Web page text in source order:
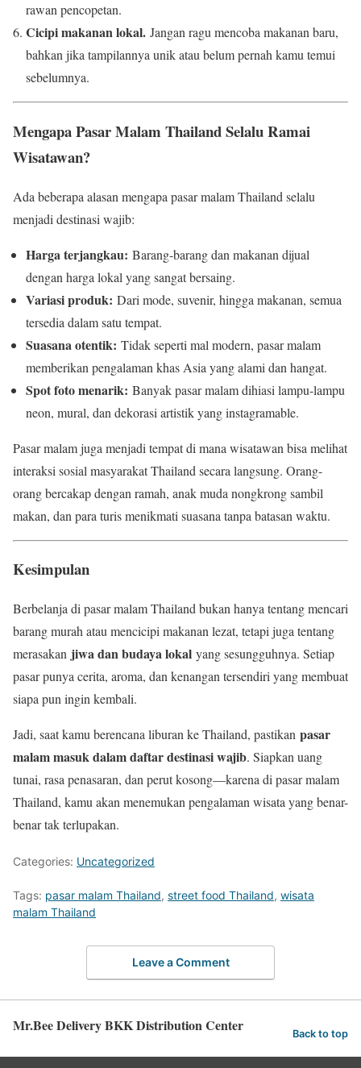
rawan pencopetan.
Cicipi makanan lokal. Jangan ragu mencoba makanan baru,
bahkan jika tampilannya unik atau belum pernah kamu temui
sebelumnya.
Mengapa Pasar Malam Thailand Selalu Ramai
Wisatawan?
Ada beberapa alasan mengapa pasar malam Thailand selalu
menjadi destinasi wajib:
Harga terjangkau: Barang-barang dan makanan dijual
dengan harga lokal yang sangat bersaing.
Variasi produk: Dari mode, suvenir, hingga makanan, semua
tersedia dalam satu tempat.
Suasana otentik: Tidak seperti mal modern, pasar malam
memberikan pengalaman khas Asia yang alami dan hangat.
Spot foto menarik: Banyak pasar malam dihiasi lampu-lampu
neon, mural, dan dekorasi artistik yang instagramable.
Pasar malam juga menjadi tempat di mana wisatawan bisa melihat
interaksi sosial masyarakat Thailand secara langsung. Orang-
orang bercakap dengan ramah, anak muda nongkrong sambil
makan, dan para turis menikmati suasana tanpa batasan waktu.
Kesimpulan
Berbelanja di pasar malam Thailand bukan hanya tentang mencari
barang murah atau mencicipi makanan lezat, tetapi juga tentang
merasakan jiwa dan budaya lokal yang sesungguhnya. Setiap
pasar punya cerita, aroma, dan kenangan tersendiri yang membuat
siapa pun ingin kembali.
Jadi, saat kamu berencana liburan ke Thailand, pastikan pasar
malam masuk dalam daftar destinasi wajib. Siapkan uang
tunai, rasa penasaran, dan perut kosong—karena di pasar malam
Thailand, kamu akan menemukan pengalaman wisata yang benar-
benar tak terlupakan.
Categories: Uncategorized
Tags: pasar malam Thailand, street food Thailand, wisata
malam Thailand
Leave a Comment
Mr.Bee Delivery BKK Distribution Center Back to top